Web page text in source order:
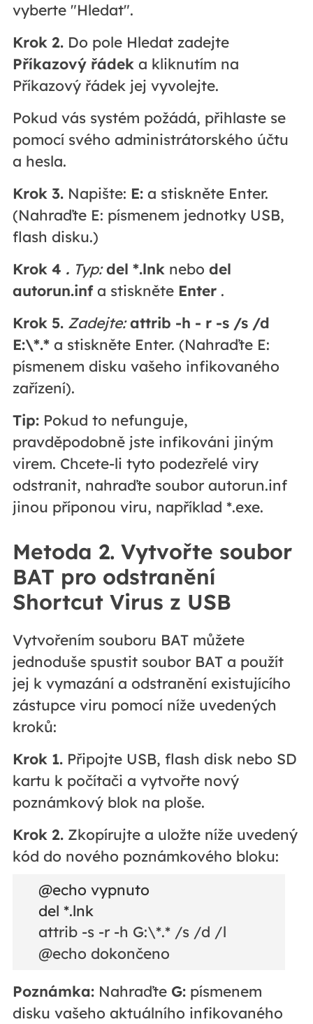
vyberte "Hledat".
Krok 2.Do pole Hledat zadejte
Příkazový řádeka kliknutím na
Příkazový řádek jej vyvolejte.
Pokud vás systém požádá, přihlaste se
pomocí svého administrátorského účtu
a hesla.
Krok 3.Napište: E:a stiskněte Enter.
(Nahraďte E: písmenem jednotky USB,
flash disku.)
Krok 4 .Typ: del *.lnk nebo del
autorun.infa stiskněte Enter.
Krok 5. Zadejte: attrib -h - r -s /s /d
E:\*.*a stiskněte Enter. (Nahraďte E:
písmenem disku vašeho infikovaného
zařízení).
Tip:Pokud to nefunguje,
pravděpodobně jste infikováni jiným
virem. Chcete-li tyto podezřelé viry
odstranit, nahraďte soubor autorun.inf
jinou příponou viru, například *.exe.
Metoda 2. Vytvořte soubor
BAT pro odstranění
Shortcut Virus z USB
Vytvořením souboru BAT můžete
jednoduše spustit soubor BAT a použít
jej k vymazání a odstranění existujícího
zástupce viru pomocí níže uvedených
kroků:
Krok 1.Připojte USB, flash disk nebo SD
kartu k počítači a vytvořte nový
poznámkový blok na ploše.
Krok 2.Zkopírujte a uložte níže uvedený
kód do nového poznámkového bloku:
@echo vypnuto
del *.lnk
attrib -s -r -h G:\*.* /s /d /l
@echo dokončeno
Poznámka:Nahraďte G:písmenem
disku vašeho aktuálního infikovaného